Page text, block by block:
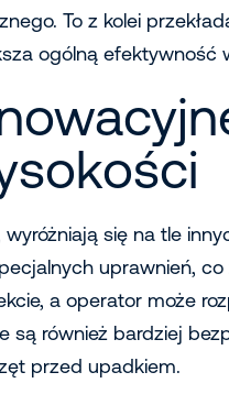
To z kolei
ogólną efektywność
się na tle
uprawnień,
a operator może
są również bardziej
przed upadkiem.